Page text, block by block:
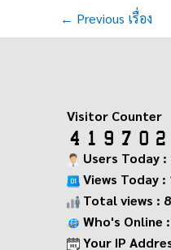
← Previous เรื่อง
Visitor Counter
Users Today :
Views Today :
Total views :
Who's Online
Your IP